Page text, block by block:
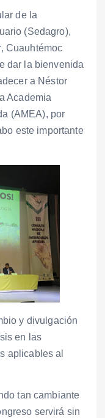
de la
(Sedagro),
Cuauhtémoc
dar la bienvenida
a Néstor
Academia
(AMEA), por
este importante
y divulgación
en las
aplicables al
tan cambiante
servirá sin